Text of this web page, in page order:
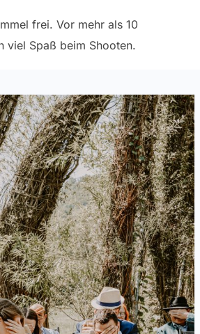
frei. Vor mehr als 10
viel Spaß beim Shooten.